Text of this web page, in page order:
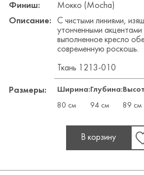
Финиш:
Мокко (Mocha)
Описание:
С чистыми линиями,
утонченными
выполненное кресло
современную роскошь.
Ткань 1213-010
Размеры:
Ширина:
80 см
Глубина:
94 см
89 см
В корзину